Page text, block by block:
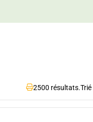
2500 résultats.